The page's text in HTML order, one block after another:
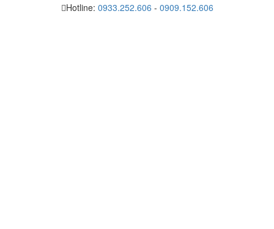
Hotline: 0933.252.606 - 0909.152.606